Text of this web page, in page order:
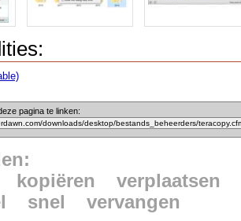
pagina te linken:
kopiëren
verplaatsen
snel vervangen